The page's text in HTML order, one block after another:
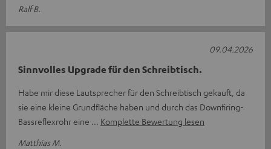
Ralf B.
Sinnvolles Upgrade für den Schreibtisch.
Habe mir diese Lautsprecher für den Schreibtisch gekauft, da
sie eine kleine Grundfläche haben und durch das Downfiring-
Bassreflexrohr eine
Komplette Bewertung lesen
Matthias M.
09.04.2026